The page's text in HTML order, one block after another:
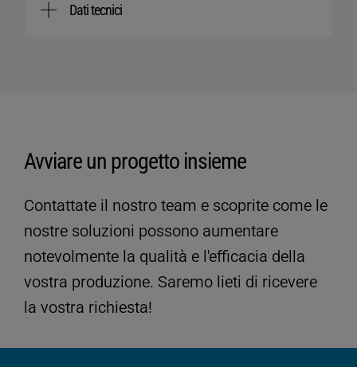
Dati tecnici
Potenza del generatore [W]
Frequenza [kHz] 35
Tensione di collegamento
[V]
230
Tempo/Potenza/Energia
Ampiezza regolabile dal
programmabile
Avviare un progetto insieme
Contattate il nostro team e scoprite come le
nostre soluzioni possono aumentare
notevolmente la qualità e l'efficacia della
vostra produzione. Saremo lieti di ricevere
la vostra richiesta!